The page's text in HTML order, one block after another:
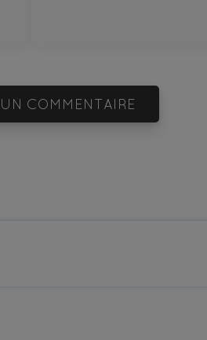
AJOUTER UN COMMENTAIRE